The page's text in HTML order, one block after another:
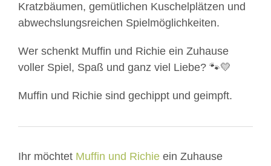
Kratzbäumen, gemütlichen Kuschelplätzen und
abwechslungsreichen Spielmöglichkeiten.
Wer schenkt Muffin und Richie ein Zuhause
voller Spiel, Spaß und ganz viel Liebe? 🐾💛
Muffin und Richie sind gechippt und geimpft.
Ihr möchtet Muffin und Richie ein Zuhause